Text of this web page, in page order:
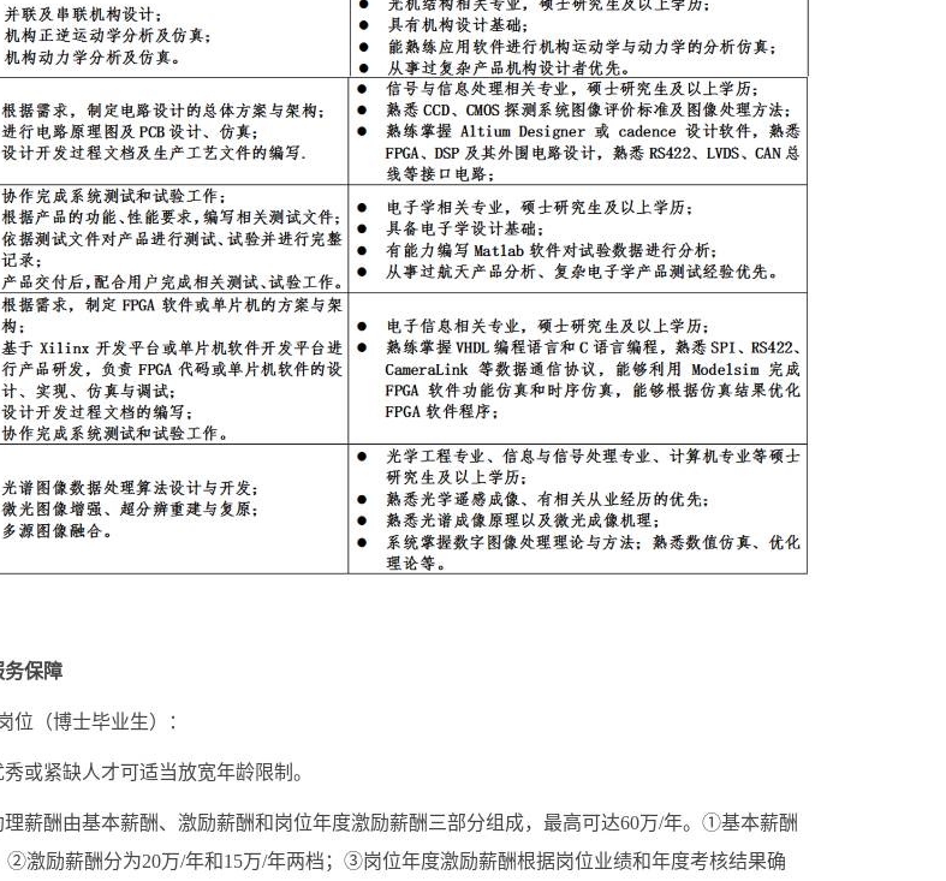
务保障
（博士毕业生）：
紧缺人才可适当放宽年龄限制。
酬由基本薪酬、激励薪酬和岗位年度激励薪酬三部分组成，最高可达60万/年。①基本薪酬
②激励薪酬分为20万/年和15万/年两档；③岗位年度激励薪酬根据岗位业绩和年度考核结果确